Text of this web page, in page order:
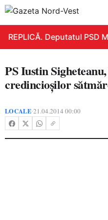
REPLICĂ. Deputatul PSD
PS Iustin
credincioşilor
LOCALE•21.04.2014 00:00